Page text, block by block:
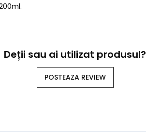
Deții sau ai utilizat produsul?
POSTEAZA REVIEW